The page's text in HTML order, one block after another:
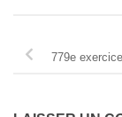
779e